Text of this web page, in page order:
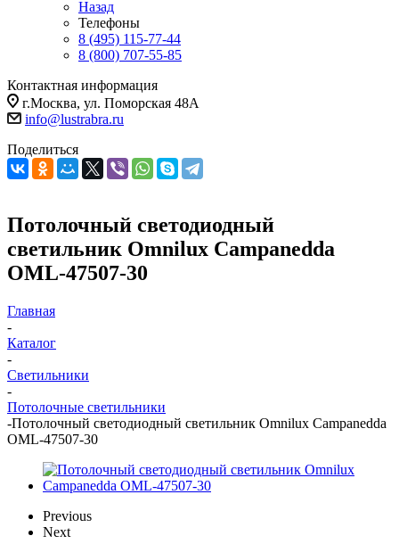
Назад
Телефоны
8 (495) 115-77-44
8 (800) 707-55-85
Контактная информация
г.Москва, ул. Поморская 48А
info@lustrabra.ru
Поделиться
Потолочный светодиодный
светильник Omnilux Campanedda
OML-47507-30
Главная
-
Каталог
-
Светильники
-
Потолочные светильники
-Потолочный светодиодный светильник Omnilux Campanedda
OML-47507-30
Previous
Next